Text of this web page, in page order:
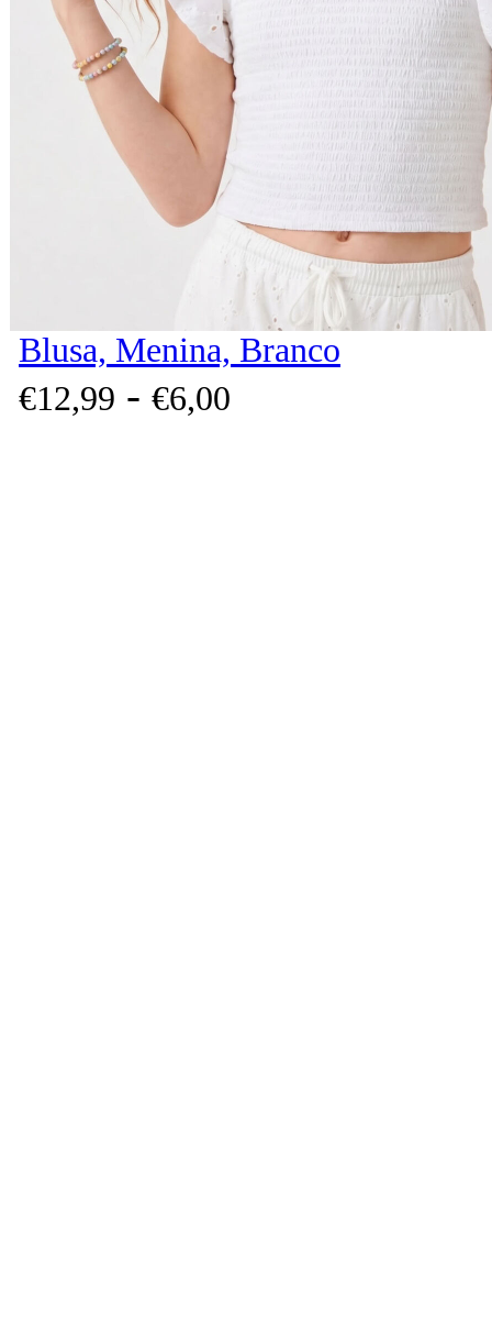
Blusa, Menina, Branco
€12,99 - €6,00